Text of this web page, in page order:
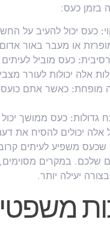
בזמן כעס:
כעס יכול להעיב על
או מעבר באור
כעס מוביל לעיתים
אלה יכולות לעורר
מופחת: כאשר אתם
גדולות: כעס ממושך
אלה יכולים להסיח את
משפיע לעיתים
שלכם. במקרים
יעילה יותר.